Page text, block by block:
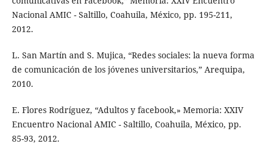
Nacional AMIC - Saltillo, Coahuila, México, pp. 195-211,
2012.
L. San Martín and S. Mujica, “Redes sociales: la nueva forma
de comunicación de los jóvenes universitarios,” Arequipa,
2010.
E. Flores Rodríguez, “Adultos y facebook,» Memoria: XXIV
Encuentro Nacional AMIC - Saltillo, Coahuila, México, pp.
85-93, 2012.